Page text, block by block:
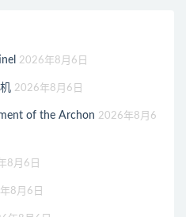
2026年8月6日
2026年8月6日
of the Archon 2026年8月6
8月6日
8月6日